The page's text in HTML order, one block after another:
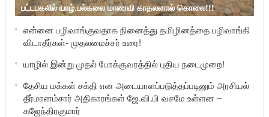
பட்டபகலில் யாழ்.பல்கலை மாணவி காதலனால் கொலை!!!
என்னை பழிவாங்குவதாக நினைத்து தமிழினத்தை பழிவாங்கி
விடாதீர்கள்- முதலமைச்சர் உரை!
யாழில் இன்று முதல் போக்குவரத்தில் புதிய நடைமுறை!
தேசிய மக்கள் சக்தி என அடையாளப்படுத்தப்படினும் அரசியல்
தீர்மானம்சார் அதிகாரங்கள் ஜே.வி.பி வசமே உள்ளன –
கஜேந்திரகுமார்